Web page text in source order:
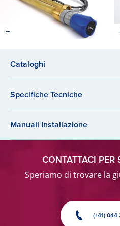
Cataloghi
Specifiche Tecniche
Manuali Installazione
CONTATTACI PER
Speriamo di trovare la
(+41)